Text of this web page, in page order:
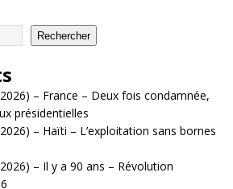
Rechercher
– France – Deux fois condamnée,
présidentielles
– Haïti – L’exploitation sans bornes
– Il y a 90 ans – Révolution